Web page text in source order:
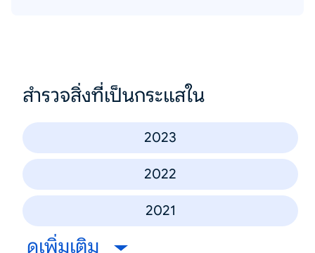
สำรวจสิ่งที่เป็นกระแสใน
2023
2022
2021
ดูเพิ่มเติม